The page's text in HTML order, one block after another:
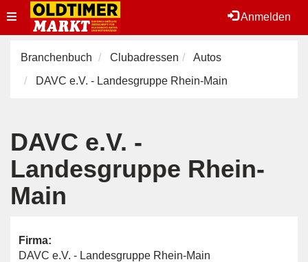
Anmelden
Toggle
navigation
Branchenbuch Clubadressen
Autos
DAVC e.V. - Landesgruppe Rhein-Main
DAVC e.V. -
Landesgruppe Rhein-
Main
Firma:
DAVC e.V. - Landesgruppe Rhein-Main